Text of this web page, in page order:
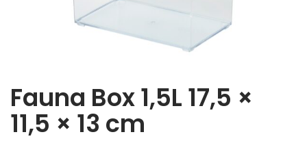
Fauna Box 1,5L 17,5 ×
11,5 × 13 cm